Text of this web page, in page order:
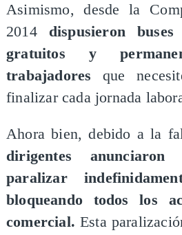
Asimismo, desde la
2014 dispusieron
gratuitos y
trabajadores que
finalizar cada jornada
Ahora bien, debido a la
dirigentes
paralizar
bloqueando todos los
comercial. Esta